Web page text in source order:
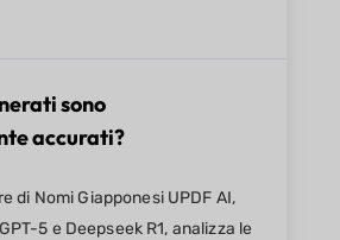
sono
accurati?
di Nomi Giapponesi UPDF AI,
5 e Deepseek R1, analizza le